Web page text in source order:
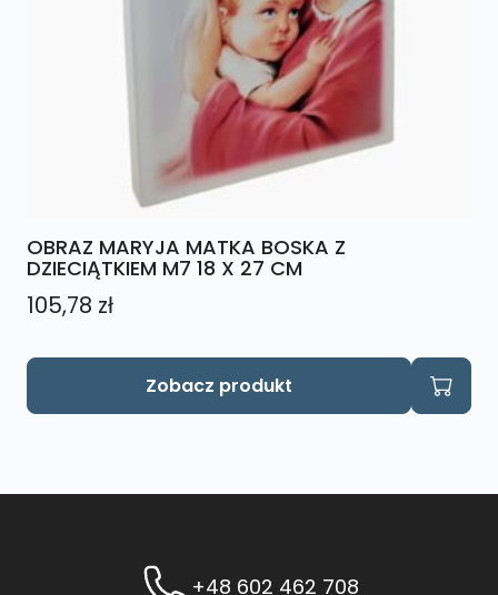
OBRAZ MARYJA MATKA BOSKA Z
DZIECIĄTKIEM M7 18 X 27 CM
105,78 zł
Zobacz produkt
+48 602 462 708